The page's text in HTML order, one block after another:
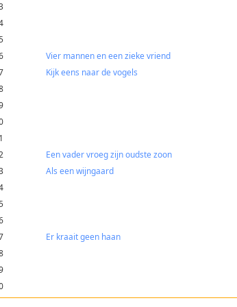
Vier mannen en een zieke vriend
Kijk eens naar de vogels
Een vader vroeg zijn oudste zoon
Als een wijngaard
Er kraait geen haan